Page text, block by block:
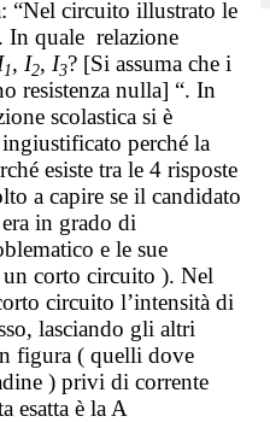
“Nel circuito illustrato le
In quale relazione
1, I2, I3? [Si assuma che i
resistenza nulla] “. In
scolastica si è
perché la
esiste tra le 4 risposte
a capire se il candidato
in grado di
e le sue
un corto circuito ). Nel
circuito l’intensità di
lasciando gli altri
figura ( quelli dove
) privi di corrente
esatta è la A